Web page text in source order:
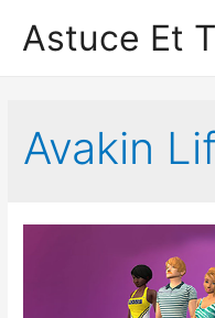
Astuce Et
Avakin